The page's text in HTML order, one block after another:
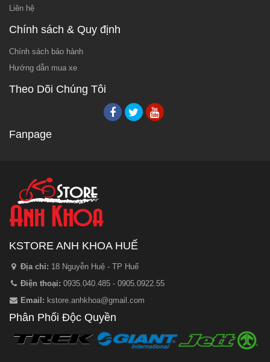
Liên hệ
Chính sách & Quy định
Chính sách bảo hành
Hướng dẫn mua xe
Theo Dõi Chúng Tôi
Fanpage
KSTORE ANH KHOA HUẾ
Địa chỉ: 18 Nguyễn Huệ - TP Huế
Điện thoại: 0935.040.485 - 0905.0922.55
Email: kstore.anhkhoa@gmail.com
Phân Phối Độc Quyền